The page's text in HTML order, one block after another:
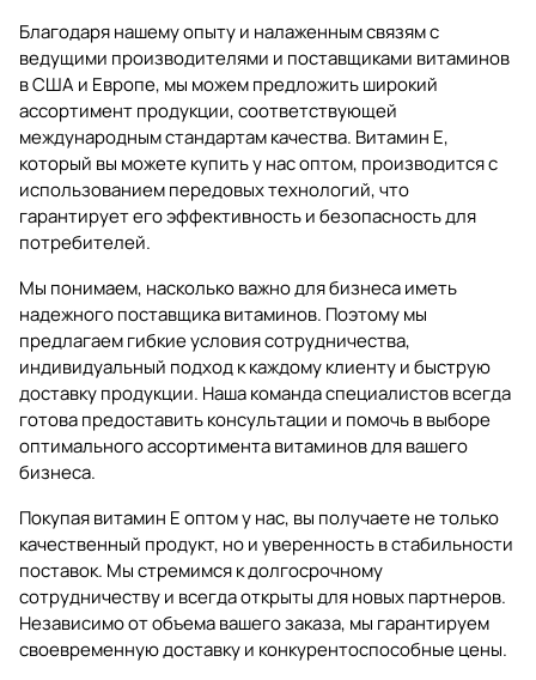
Благодаря нашему опыту и налаженным связям с
ведущими производителями и поставщиками витаминов
в США и Европе, мы можем предложить широкий
ассортимент продукции, соответствующей
международным стандартам качества. Витамин Е,
который вы можете купить у нас оптом, производится с
использованием передовых технологий, что
гарантирует его эффективность и безопасность для
потребителей.
Мы понимаем, насколько важно для бизнеса иметь
надежного поставщика витаминов. Поэтому мы
предлагаем гибкие условия сотрудничества,
индивидуальный подход к каждому клиенту и быструю
доставку продукции. Наша команда специалистов всегда
готова предоставить консультации и помочь в выборе
оптимального ассортимента витаминов для вашего
бизнеса.
Покупая витамин Е оптом у нас, вы получаете не только
качественный продукт, но и уверенность в стабильности
поставок. Мы стремимся к долгосрочному
сотрудничеству и всегда открыты для новых партнеров.
Независимо от объема вашего заказа, мы гарантируем
своевременную доставку и конкурентоспособные цены.